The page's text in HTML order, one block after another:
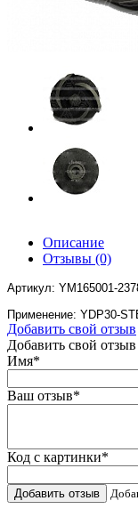
Описание
Отзывы (0)
Артикул: YM165001-
Применение: YDP30-
Добавить свой отзыв
Добавить свой отзыв
Имя*
Ваш отзыв*
Код с картинки*
Добавить отзыв